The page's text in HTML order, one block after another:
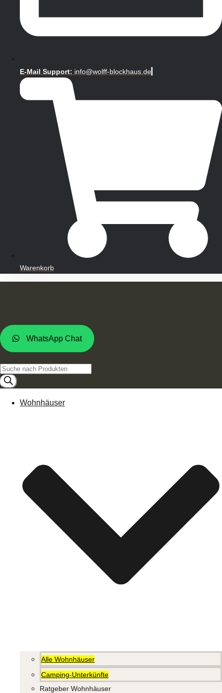
E-Mail Support: info@wolff-blockhaus.de
Warenkorb
WhatsApp Chat
Products
search
Wohnhäuser
Alle Wohnhäuser
Camping-Unterkünfte
Ratgeber Wohnhäuser